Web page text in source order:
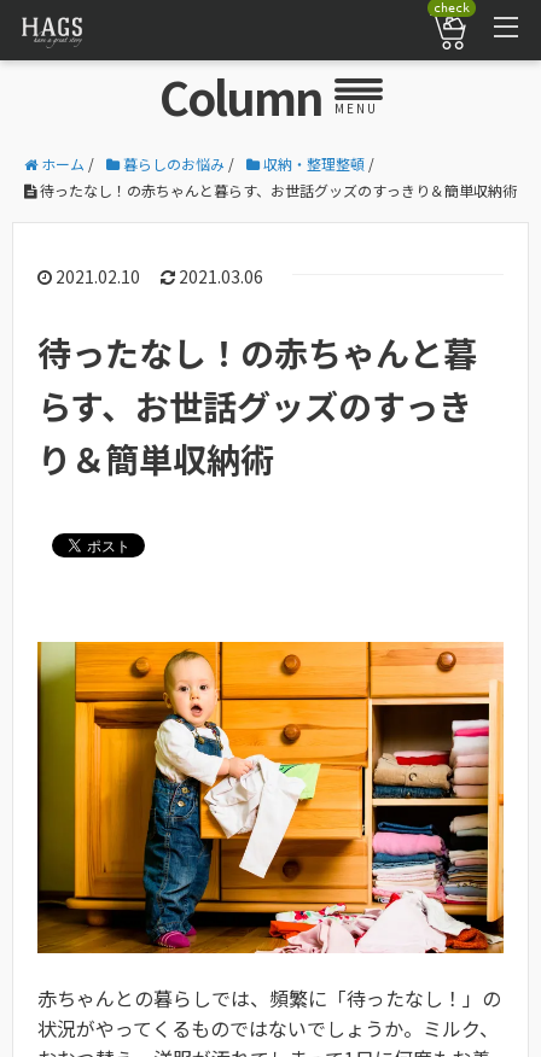
check
Column MENU
ホーム / 暮らしのお悩み / 収納・整理整頓 /
待ったなし！の赤ちゃんと暮らす、お世話グッズのすっきり＆簡単収納術
2021.02.10 2021.03.06
待ったなし！の赤ちゃんと暮
らす、お世話グッズのすっき
り＆簡単収納術
赤ちゃんとの暮らしでは、頻繁に「待ったなし！」の
状況がやってくるものではないでしょうか。ミルク、